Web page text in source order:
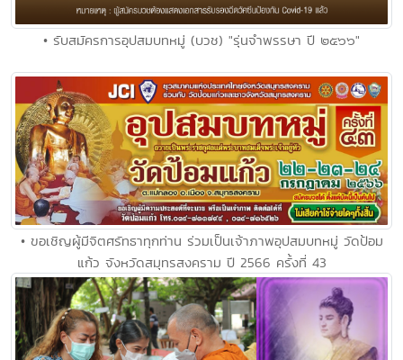
• รับสมัครการอุปสมบทหมู่ (บวช) "รุ่นจำพรรษา ปี ๒๕๖๖"
• ขอเชิญผู้มีจิตศรัทธาทุกท่าน ร่วมเป็นเจ้าภาพอุปสมบทหมู่ วัดป้อม
แก้ว จังหวัดสมุทรสงคราม ปี 2566 ครั้งที่ 43